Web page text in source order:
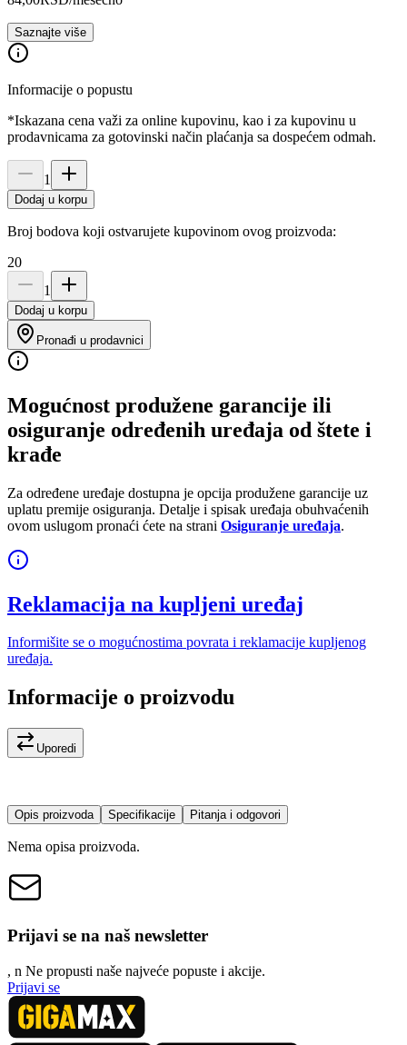
Saznajte više
Informacije o popustu
*Iskazana cena važi za online kupovinu, kao i za kupovinu u
prodavnicama za gotovinski način plaćanja sa dospećem odmah.
1
Dodaj u korpu
Broj bodova koji ostvarujete kupovinom ovog proizvoda:
20
1
Dodaj u korpu
Pronađi u prodavnici
Mogućnost produžene garancije ili
osiguranje određenih uređaja od štete i
krađe
Za određene uređaje dostupna je opcija produžene garancije uz
uplatu premije osiguranja. Detalje i spisak uređaja obuhvaćenih
ovom uslugom pronaći ćete na strani Osiguranje uređaja.
Reklamacija na kupljeni uređaj
Informišite se o mogućnostima povrata i reklamacije kupljenog
uređaja.
Informacije o proizvodu
Uporedi
Opis proizvoda Specifikacije Pitanja i odgovori
Nema opisa proizvoda.
Prijavi se na naš newsletter
, n Ne propusti naše najveće popuste i akcije.
Prijavi se